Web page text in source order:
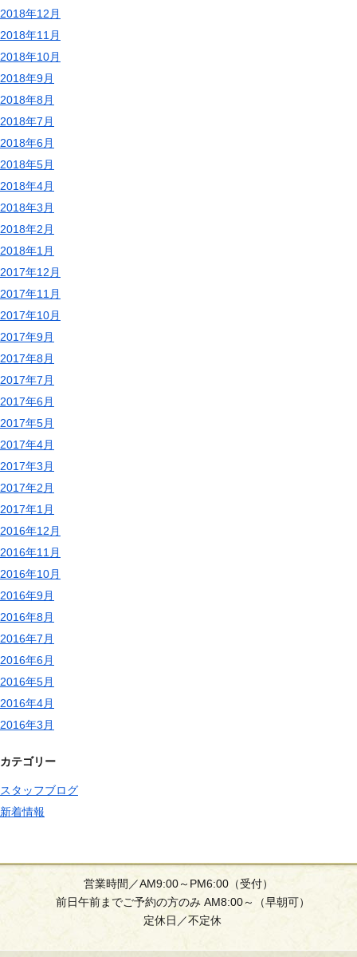
2018年12月
2018年11月
2018年10月
2018年9月
2018年8月
2018年7月
2018年6月
2018年5月
2018年4月
2018年3月
2018年2月
2018年1月
2017年12月
2017年11月
2017年10月
2017年9月
2017年8月
2017年7月
2017年6月
2017年5月
2017年4月
2017年3月
2017年2月
2017年1月
2016年12月
2016年11月
2016年10月
2016年9月
2016年8月
2016年7月
2016年6月
2016年5月
2016年4月
2016年3月
カテゴリー
スタッフブログ
新着情報
営業時間／AM9:00～PM6:00（受付）
前日午前までご予約の方のみ AM8:00～（早朝可）
定休日／不定休